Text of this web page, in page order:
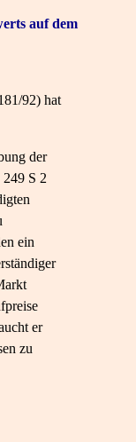
auf dem
92) hat
der
S 2
ein
er
zu